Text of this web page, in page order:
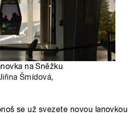
na Sněžku
Šmídová,
se už svezete novou lanovkou